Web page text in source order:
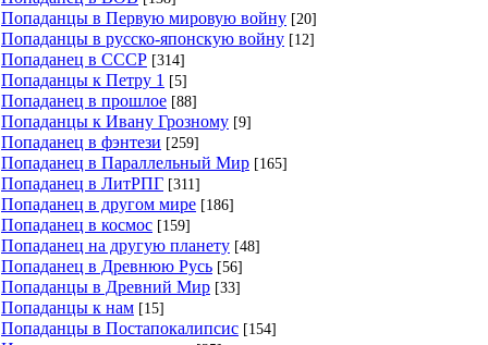
Попаданцы в Первую мировую войну [20]
Попаданцы в русско-японскую войну [12]
Попаданец в СССР [314]
Попаданцы к Петру 1 [5]
Попаданец в прошлое [88]
Попаданцы к Ивану Грозному [9]
Попаданец в фэнтези [259]
Попаданец в Параллельный Мир [165]
Попаданец в ЛитРПГ [311]
Попаданец в другом мире [186]
Попаданец в космос [159]
Попаданец на другую планету [48]
Попаданец в Древнюю Русь [56]
Попаданцы в Древний Мир [33]
Попаданцы к нам [15]
Попаданцы в Постапокалипсис [154]